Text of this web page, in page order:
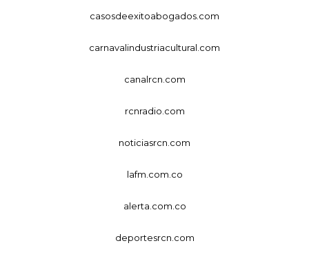
casosdeexitoabogados.com
carnavalindustriacultural.com
canalrcn.com
rcnradio.com
noticiasrcn.com
lafm.com.co
alerta.com.co
deportesrcn.com